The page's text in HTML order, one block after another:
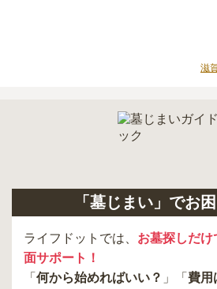
滋
「墓じまい」でお
ライフドットでは、 お墓探しだ
面サポート！
「 何から始めればいい？ 」「 費用